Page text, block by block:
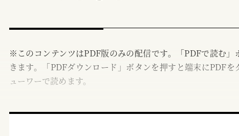
※このコンテンツはPDF版のみの配信です。「PDFで読む」
きます。「PDFダウンロード」ボタンを押すと端末にPDF
ューワーで読めます。